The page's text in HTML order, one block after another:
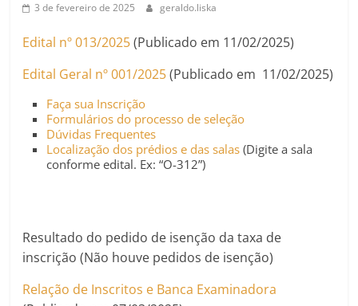
3 de fevereiro de 2025 geraldo.liska
Edital nº 013/2025(Publicado em 11/02/2025)
Edital Geral nº 001/2025(Publicado em 11/02/2025)
Faça sua Inscrição
Formulários do processo de seleção
Dúvidas Frequentes
Localização dos prédios e das salas (Digite a sala
conforme edital. Ex: “O-312”)
Resultado do pedido de isenção da taxa de
inscrição (Não houve pedidos de isenção)
Relação de Inscritos e Banca Examinadora